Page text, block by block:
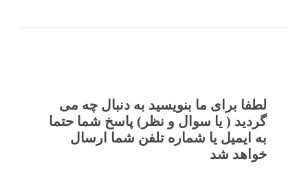
لطفا برای ما بنویسید به دنبال چه می
گردید ( یا سوال و نظر) پاسخ شما حتما
به ایمیل یا شماره تلفن شما ارسال
خواهد شد